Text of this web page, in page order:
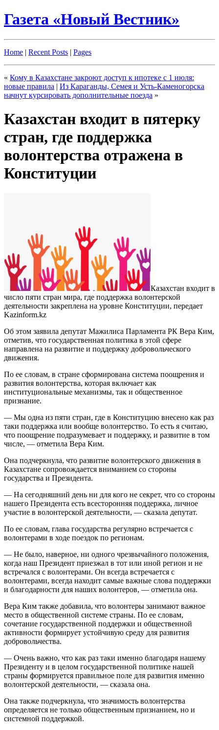
Газета «Новый Вестник»
Home | Recent Posts | Pages
« Кому в Казахстане закроют доступ к ипотеке с 1 июля:
новые правила | Из Караганды, Семея и Усть-Каменогорска
начнут курсировать дополнительные поезда »
Казахстан входит в пятерку
стран, где поддержка
волонтерства отражена в
Конституции
Казахстан входит в
число пяти стран мира, где поддержка волонтерской
деятельности закреплена на уровне Конституции, передает
Kazinform.kz
Об этом заявила депутат Мажилиса Парламента РК Вера Ким,
отметив, что государственная политика в этой сфере
направлена на развитие и поддержку добровольческого
движения.
По ее словам, в стране сформирована система поощрения и
развития волонтерства, которая включает как
институциональные механизмы, так и общественное
признание.
— Мы одна из пяти стран, где в Конституцию внесено как раз
таки поддержка или вообще волонтерство. То есть я считаю,
что поощрение подразумевает и поддержку, и развитие в том
числе, — отметила Вера Ким.
Она подчеркнула, что развитие волонтерского движения в
Казахстане сопровождается вниманием со стороны
государства и Президента.
— На сегодняшний день ни для кого не секрет, что со стороны
нашего Президента есть всесторонняя поддержка, личное
участие в волонтерской деятельности, — сказала депутат.
По ее словам, глава государства регулярно встречается с
волонтерами в ходе поездок по регионам.
— Не было, наверное, ни одного чрезвычайного положения,
когда наш Президент приезжал в тот или иной регион и не
встречался с волонтерами. Он всегда встречается с
волонтерами, всегда находит самые важные слова поддержки
и благодарности для наших волонтеров, — отметила она.
Вера Ким также добавила, что волонтеры занимают важное
место в общественной системе страны. По ее словам,
сочетание государственной поддержки и общественной
активности формирует устойчивую среду для развития
добровольчества.
— Очень важно, что как раз таки именно благодаря нашему
Президенту и в целом государственной политике нашей
страны формируется правильное поле для развития именно
волонтерской деятельности, — сказала она.
Она также подчеркнула, что значимость волонтерства
определяется не только общественным признанием, но и
системной поддержкой.